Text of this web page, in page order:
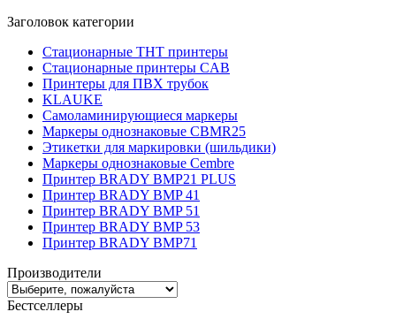
Заголовок категории
Стационарные THT принтеры
Стационарные принтеры CAB
Принтеры для ПВХ трубок
KLAUKE
Самоламинирующиеся маркеры
Маркеры однознаковые CBMR25
Этикетки для маркировки (шильдики)
Маркеры однознаковые Cembre
Принтер BRADY BMP21 PLUS
Принтер BRADY BMP 41
Принтер BRADY BMP 51
Принтер BRADY BMP 53
Принтер BRADY BMP71
Производители
Бестселлеры